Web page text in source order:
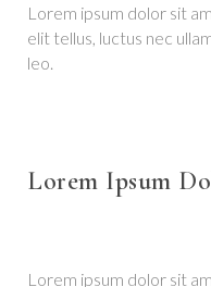
Lorem ipsum dolor sit
elit tellus, luctus nec
leo.
Lorem Ipsum
Lorem ipsum dolor sit